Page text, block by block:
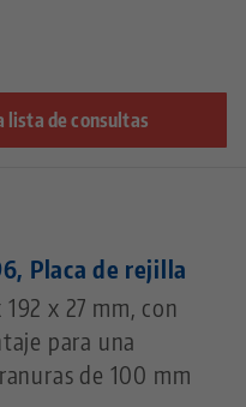
lista de consultas
Placa de rejilla
x 27 mm, con
para una
de 100 mm